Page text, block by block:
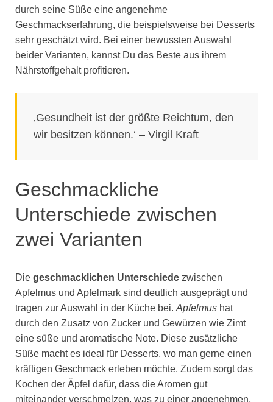
durch seine Süße eine angenehme
Geschmackserfahrung, die beispielsweise bei Desserts
sehr geschätzt wird. Bei einer bewussten Auswahl
beider Varianten, kannst Du das Beste aus ihrem
Nährstoffgehalt profitieren.
‚Gesundheit ist der größte Reichtum, den
wir besitzen können.‘ – Virgil Kraft
Geschmackliche
Unterschiede zwischen
zwei Varianten
Die geschmacklichen Unterschiede zwischen
Apfelmus und Apfelmark sind deutlich ausgeprägt und
tragen zur Auswahl in der Küche bei. Apfelmus hat
durch den Zusatz von Zucker und Gewürzen wie Zimt
eine süße und aromatische Note. Diese zusätzliche
Süße macht es ideal für Desserts, wo man gerne einen
kräftigen Geschmack erleben möchte. Zudem sorgt das
Kochen der Äpfel dafür, dass die Aromen gut
miteinander verschmelzen, was zu einer angenehmen,